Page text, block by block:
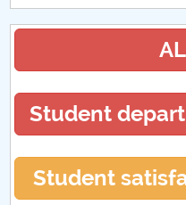
Student
Student